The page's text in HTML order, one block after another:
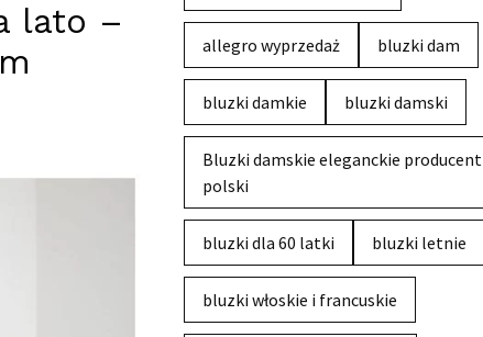
lato –
allegro wyprzedaż bluzki dam
bluzki damkie bluzki damski
Bluzki damskie eleganckie producent
polski
bluzki dla 60 latki bluzki letnie
bluzki włoskie i francuskie